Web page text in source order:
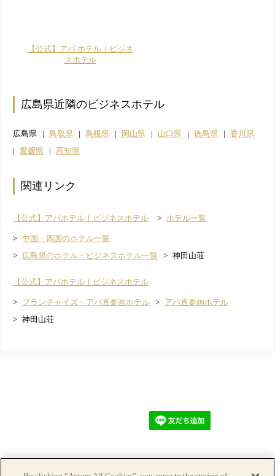
【公式】アパ ホテル｜ビジネ
スホテル
広島県近隣のビジネスホテル
広島県 鳥取県 島根県 岡山県 山口県 徳島県
香川県
愛媛県
高知県
関連リンク
【公式】アパホテル｜ビジネスホテル ホテル一覧
中国・四国のホテル一覧
広島県のホテル・ビジネスホテル一覧
神田山荘
【公式】アパホテル｜ビジネスホテル
フランチャイズ・アパ直参画ホテル
アパ直参画ホテル
神田山荘